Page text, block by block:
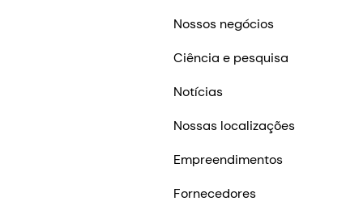
Nossos negócios
Ciência e pesquisa
Notícias
Nossas localizações
Empreendimentos
Fornecedores